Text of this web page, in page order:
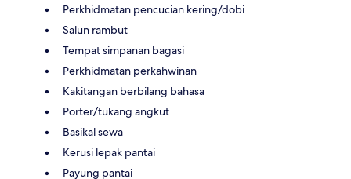
Perkhidmatan pencucian kering/dobi
Salun rambut
Tempat simpanan bagasi
Perkhidmatan perkahwinan
Kakitangan berbilang bahasa
Porter/tukang angkut
Basikal sewa
Kerusi lepak pantai
Payung pantai